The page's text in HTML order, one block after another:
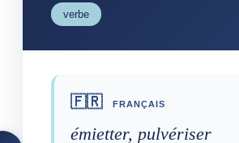
verbe
🇫🇷 FRANÇAIS
émietter, pulvériser